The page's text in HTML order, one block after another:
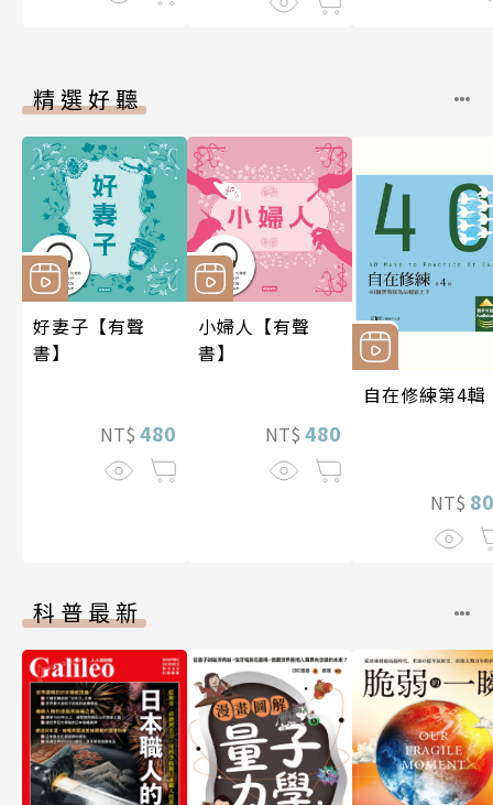
精選好聽
好妻子【有聲
書】
NT$ 480
小婦人【有聲
書】
NT$ 480
自在修練第4輯
NT$
科普最新